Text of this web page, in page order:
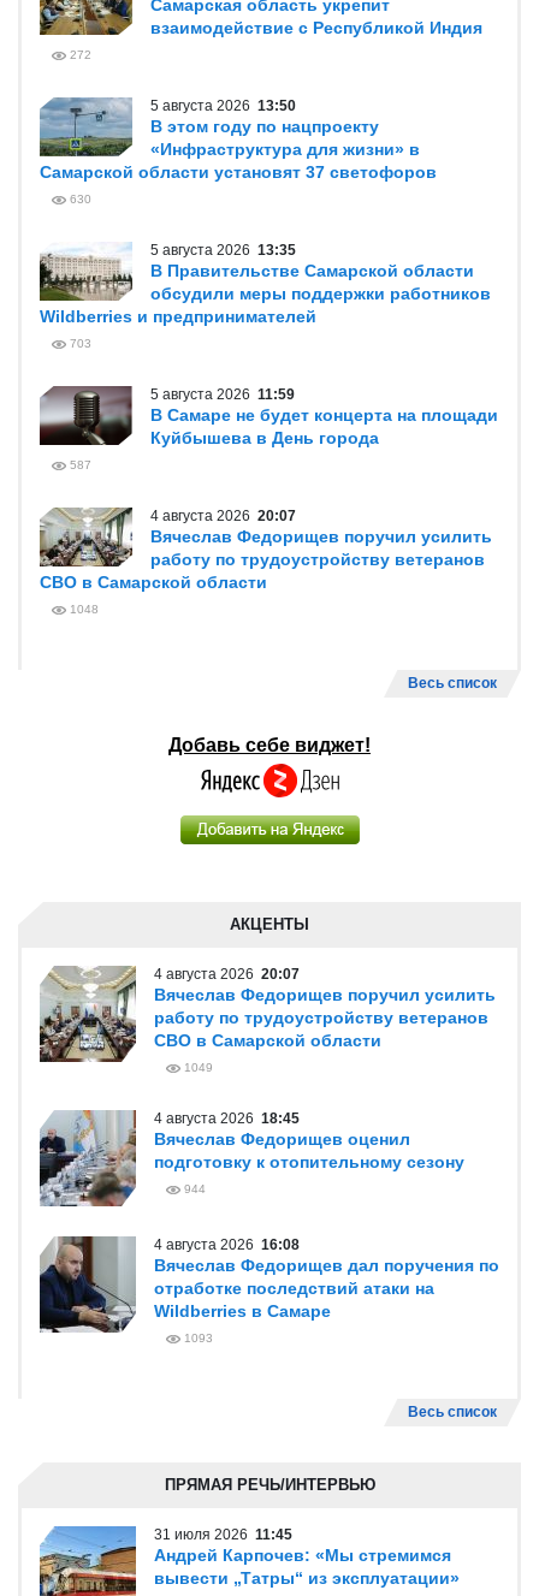
Самарская область укрепит
взаимодействие с Республикой Индия
272
5 августа 2026 13:50
В этом году по нацпроекту
«Инфраструктура для жизни» в
Самарской области установят 37 светофоров
630
5 августа 2026 13:35
В Правительстве Самарской области
обсудили меры поддержки работников
Wildberries и предпринимателей
703
5 августа 2026 11:59
В Самаре не будет концерта на площади
Куйбышева в День города
587
4 августа 2026 20:07
Вячеслав Федорищев поручил усилить
работу по трудоустройству ветеранов
СВО в Самарской области
1048
Весь список
Добавь себе виджет!
АКЦЕНТЫ
4 августа 2026 20:07
Вячеслав Федорищев поручил усилить
работу по трудоустройству ветеранов
СВО в Самарской области
1049
4 августа 2026 18:45
Вячеслав Федорищев оценил
подготовку к отопительному сезону
944
4 августа 2026 16:08
Вячеслав Федорищев дал поручения по
отработке последствий атаки на
Wildberries в Самаре
1093
Весь список
ПРЯМАЯ РЕЧЬ/ИНТЕРВЬЮ
31 июля 2026 11:45
Андрей Карпочев: «Мы стремимся
вывести „Татры“ из эксплуатации»